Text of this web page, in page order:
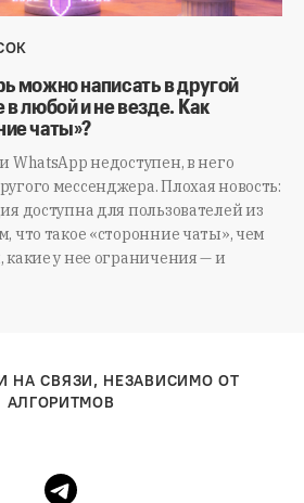
можно написать в другой
любой и не везде. Как
чаты»?
WhatsApp недоступен, в него
мессенджера. Плохая новость:
доступна для пользователей из
что такое «сторонние чаты», чем
какие у нее ограничения — и
НА СВЯЗИ, НЕЗАВИСИМО ОТ
АЛГОРИТМОВ